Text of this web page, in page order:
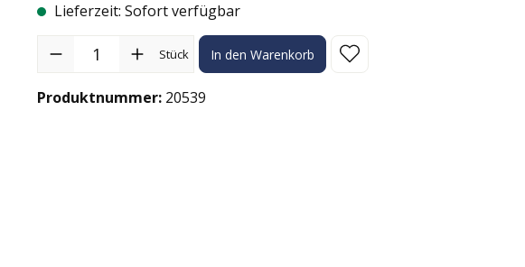
Lieferzeit: Sofort verfügbar
Produkt Anzahl: Gib den gewünschten Wert ein oder benutze die
Stück In den Warenkorb
Produktnummer: 20539